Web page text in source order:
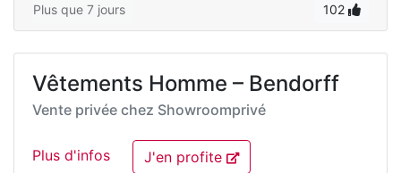
Plus que 7 jours 102
Vêtements Homme – Bendorff
Vente privée chez Showroomprivé
Plus d'infos J'en profite